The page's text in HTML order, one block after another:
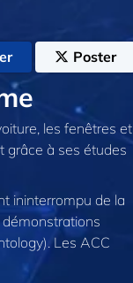
Poster
les fenêtres et
grâce à ses études
ininterrompu de la
Les ACC